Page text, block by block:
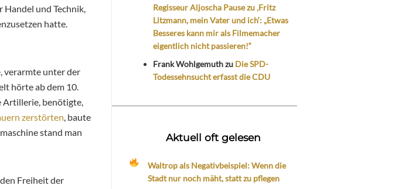
und Technik,
hatte.
verarmte unter der
hörte ab dem 10.
Artillerie, benötigte,
zerstörten , baute
stand man
Freiheit der
Regisseur Aljoscha Pause zu ‚Fritz
Litzmann, mein Vater und ich‘: „Etwas
Besseres kann mir als Filmemacher
eigentlich nicht passieren!“
Frank Wohlgemuthzu Die SPD-
Todessehnsucht erfasst die CDU
Aktuell oft gelesen
Waltrop als Negativbeispiel: Wenn die
Stadt nur noch mäht, statt zu pflegen